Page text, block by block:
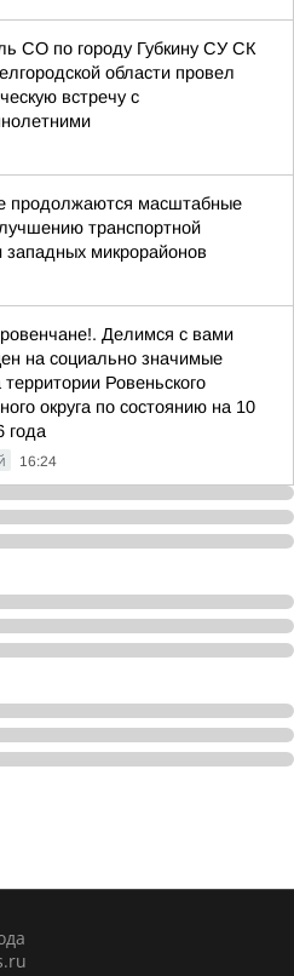
СО по городу Губкину СУ СК
области провел
встречу с
продолжаются масштабные
транспортной
западных микрорайонов
Делимся с вами
на социально значимые
Ровеньского
округа по состоянию на 10
года
16:24